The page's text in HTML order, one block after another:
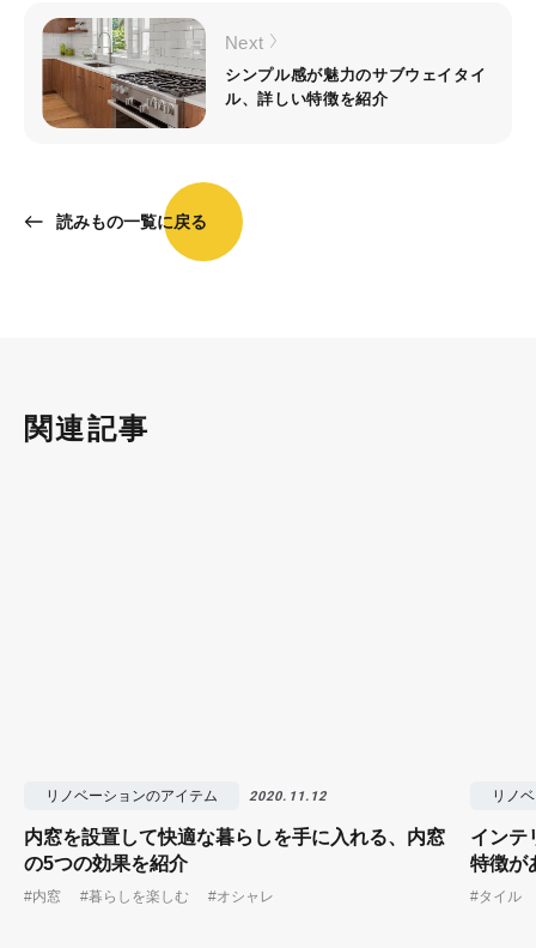
読みもの一覧に戻る
Next
シンプル感が魅力のサブウェイタイ
ル、詳しい特徴を紹介
関連記事
リノベーションのアイテム 2020.11.12
内窓を設置して快適な暮らしを手に入れる、内窓
の5つの効果を紹介
#内窓 #暮らしを楽しむ #オシャレ
リノ
インテ
特徴が
#タイル